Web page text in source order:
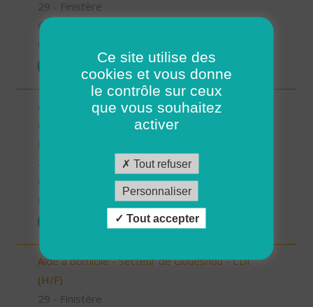
29 - Finistère
CDI
Auxiliaire de Vie Sociale/Accompagnant Educatif
et Social à domicile - Secteur de Plouzané - CDI
(H/F)
Aide à domicile - Secteur de Gouesnou - CDI
(H/F)
29 - Finistère
Ce site utilise des
cookies et vous donne
le contrôle sur ceux
que vous souhaitez
activer
Tout refuser
Personnaliser
Tout accepter